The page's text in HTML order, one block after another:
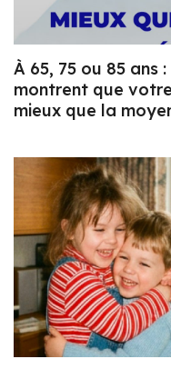
À 65, 75 ou 85 ans
montrent que
mieux que la